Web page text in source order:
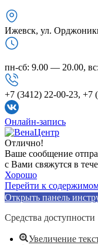
Ижевск, ул.
пн-сб: 9.00 — 20.00,
+7 (3412) 22-00-23, +7
Онлайн-запись
Отлично!
Ваше сообщение
с Вами свяжутся в
Хорошо
Перейти к
Открыть панель
Средства доступности
Увеличение